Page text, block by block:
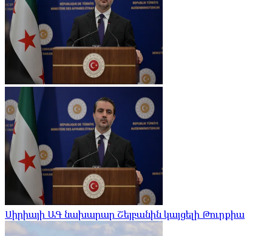
Սիրիայի ԱԳ նախարար Շեյբանին կայցելի Թուրքիա